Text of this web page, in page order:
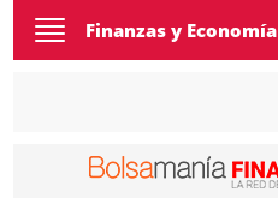
Toggle
navigation
Finanzas y Economía